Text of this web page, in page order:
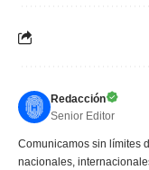
Redacción
Senior Editor
Comunicamos sin límites
nacionales,